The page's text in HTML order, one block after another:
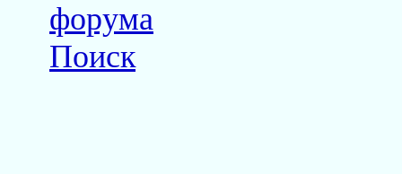
форума
Поиск